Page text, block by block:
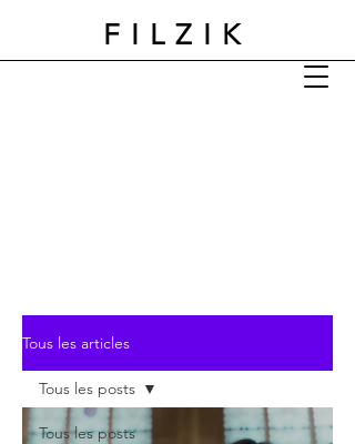
FILZIK
Tous les articles
Tous les posts
Tous les posts